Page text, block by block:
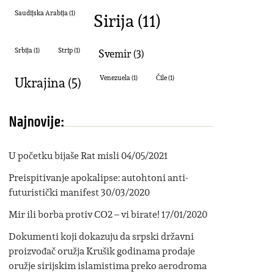
Saudijska Arabija(1) Sirija(11)
Srbija(1) strip(1) svemir(3)
Ukrajina(5) Venezuela(1) Čile(1)
Najnovije:
U početku bijaše Rat misli04/05/2021
Preispitivanje apokalipse: autohtoni anti-
futuristički manifest30/03/2020
Mir ili borba protiv CO2 – vi birate!17/01/2020
Dokumenti koji dokazuju da srpski državni
proizvođač oružja Krušik godinama prodaje
oružje sirijskim islamistima preko aerodroma